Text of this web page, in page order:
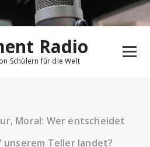
Radio
Schülern für die Welt
Moral: Wer entscheidet
unserem Teller landet?